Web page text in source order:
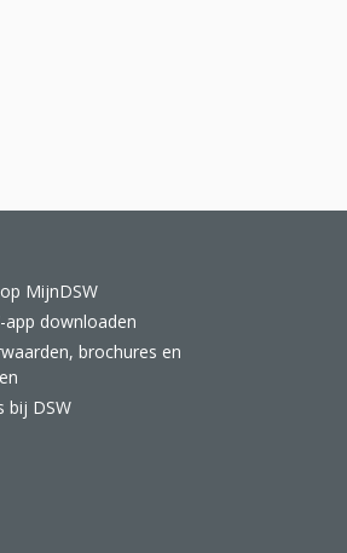
MijnDSW
app downloaden
brochures en
bij DSW